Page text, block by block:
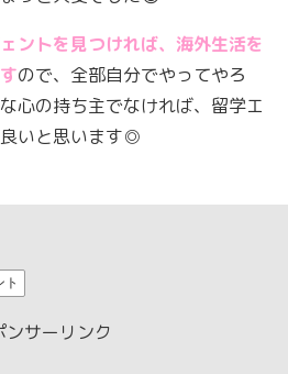
ントを見つければ、海外生活を
ので、全部自分でやってやろ
心の持ち主でなければ、留学エ
いと思います◎
ト
ンサーリンク